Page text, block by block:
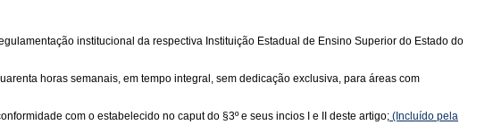
institucional da respectiva Instituição Estadual de Ensino Superior do Estado do
horas semanais, em tempo integral, sem dedicação exclusiva, para áreas com
com o estabelecido no caput do §3º e seus incios I e II deste artigo; (Incluído pela